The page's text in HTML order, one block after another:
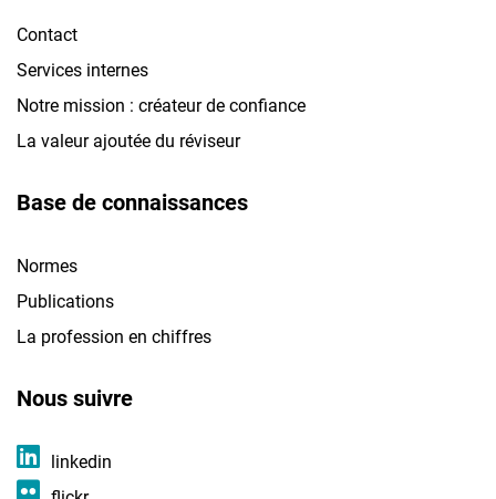
Contact
Services internes
Notre mission : créateur de confiance
La valeur ajoutée du réviseur
Base de connaissances
Normes
Publications
La profession en chiffres
Nous suivre
linkedin